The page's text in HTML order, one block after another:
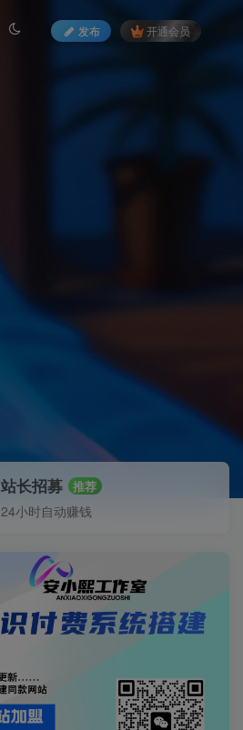
发布 开通会员
站长招募 推荐
24小时自动赚钱